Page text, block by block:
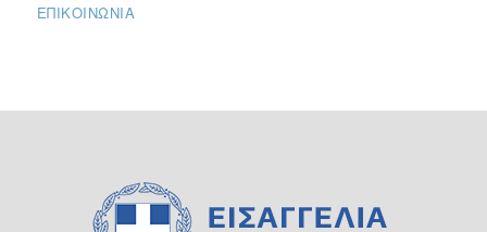
ΕΠΙΚΟΙΝΩΝΊΑ